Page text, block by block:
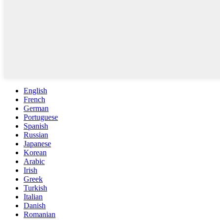
English
French
German
Portuguese
Spanish
Russian
Japanese
Korean
Arabic
Irish
Greek
Turkish
Italian
Danish
Romanian